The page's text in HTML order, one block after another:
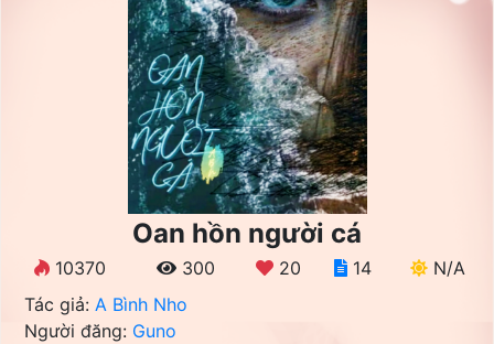
Oan hồn người cá
10370 300 20 14
N/A
Tác giả: A Bình Nho
Người đăng: Guno